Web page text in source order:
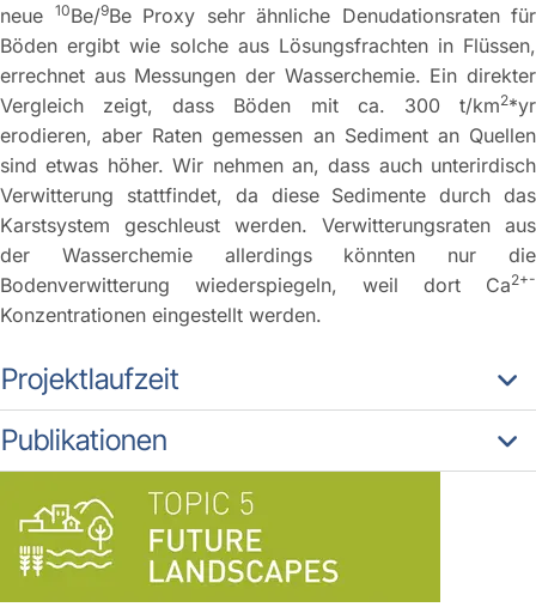
neue
10Be/9Be Proxy sehr ähnliche Denudationsraten für
Böden ergibt wie solche aus Lösungsfrachten in Flüssen,
errechnet aus Messungen der Wasserchemie. Ein direkter
Vergleich zeigt, dass Böden mit ca. 300 t/km2*yr
erodieren, aber Raten gemessen an Sediment an Quellen
sind etwas höher. Wir nehmen an, dass auch unterirdisch
Verwitterung stattfindet, da diese Sedimente durch das
Karstsystem geschleust werden. Verwitterungsraten aus
der Wasserchemie allerdings könnten nur die
Bodenverwitterung wiederspiegeln, weil dort Ca2+-
Konzentrationen eingestellt werden.
Projektlaufzeit
Publikationen